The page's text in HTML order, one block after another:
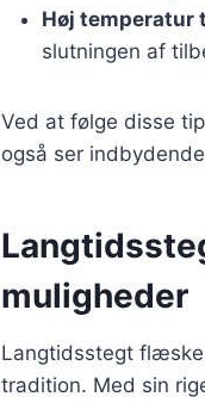
Høj temperatur
slutningen af
Ved at følge disse
også ser
muligheder
Langtidsstegt
tradition. Med sin